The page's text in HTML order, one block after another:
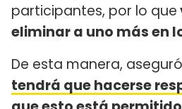
participantes, por lo que
eliminar a uno más en
De esta manera,
tendrá que hacerse